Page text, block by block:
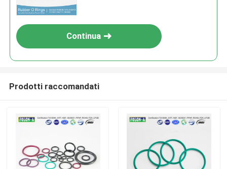
Continua
Prodotti raccomandati